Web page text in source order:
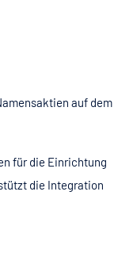
auf dem
für die Einrichtung
die Integration